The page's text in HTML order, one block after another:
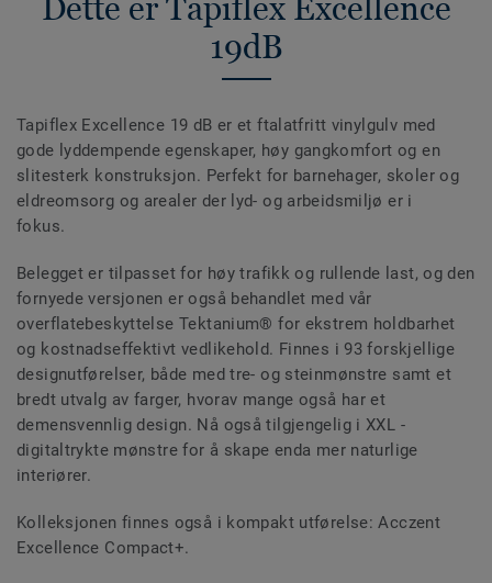
Dette er Tapiflex Excellence
19dB
Tapiflex Excellence 19 dB er et ftalatfritt vinylgulv med
gode lyddempende egenskaper, høy gangkomfort og en
slitesterk konstruksjon. Perfekt for barnehager, skoler og
eldreomsorg og arealer der lyd- og arbeidsmiljø er i
fokus.
Belegget er tilpasset for høy trafikk og rullende last, og den
fornyede versjonen er også behandlet med vår
overflatebeskyttelse Tektanium® for ekstrem holdbarhet
og kostnadseffektivt vedlikehold. Finnes i 93 forskjellige
designutførelser, både med tre- og steinmønstre samt et
bredt utvalg av farger, hvorav mange også har et
demensvennlig design. Nå også tilgjengelig i XXL -
digitaltrykte mønstre for å skape enda mer naturlige
interiører.
Kolleksjonen finnes også i kompakt utførelse: Acczent
Excellence Compact+.